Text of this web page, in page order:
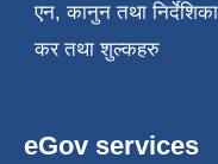
एन, कानुन तथा निर्देशिका
कर तथा शुल्कहरु
eGov services